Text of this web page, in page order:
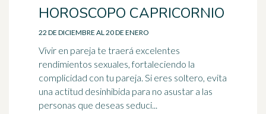
HOROSCOPO CAPRICORNIO
22 DE DICIEMBRE AL 20 DE ENERO
Vivir en pareja te traerá excelentes
rendimientos sexuales, fortaleciendo la
complicidad con tu pareja. Si eres soltero, evita
una actitud desinhibida para no asustar a las
personas que deseas seduci...